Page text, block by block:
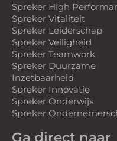
Spreker High
Spreker Vitaliteit
Spreker Leiderschap
Spreker Veiligheid
Spreker Teamwork
Spreker Duurzame
Inzetbaarheid
Spreker Innovatie
Spreker Onderwijs
Spreker
Ga direct naar